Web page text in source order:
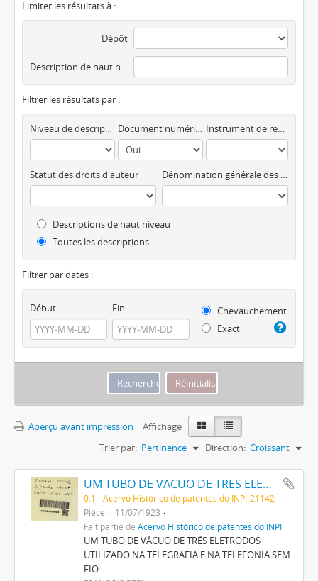
Limiter les résultats à :
Dépôt
Description de haut niveau
Filtrer les résultats par :
Niveau de description Document numérique disponible Instrument de recherche
Statut des droits d'auteur Dénomination générale des documents
Descriptions de haut niveau
Toutes les descriptions
Filtrer par dates :
Début Fin
Chevauchement
Exact
Aperçu avant impression
Affichage :
Trier par: Pertinence Direction: Croissant
UM TUBO DE VACUO DE TRES ELECTRODOS UTILISADO NA TELEGRAPHIA E NA TELEPHONIA SEM FIO
0.1 - Acervo Histórico de patentes do INPI-21142
Pièce
11/07/1923
Fait partie de Acervo Histórico de patentes do INPI
UM TUBO DE VÁCUO DE TRÊS ELETRODOS
UTILIZADO NA TELEGRAFIA E NA TELEFONIA SEM
FIO